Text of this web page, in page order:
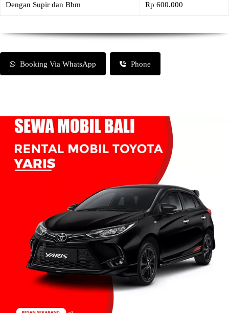
Dengan Supir dan Bbm Rp 600.000
Booking Via WhatsApp Phone